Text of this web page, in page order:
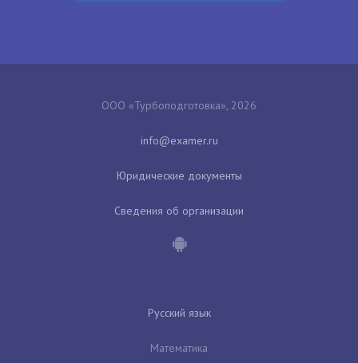
ООО «Турбоподготовка», 2026
Юридические документы
Сведения об организации
Русский язык
Математика